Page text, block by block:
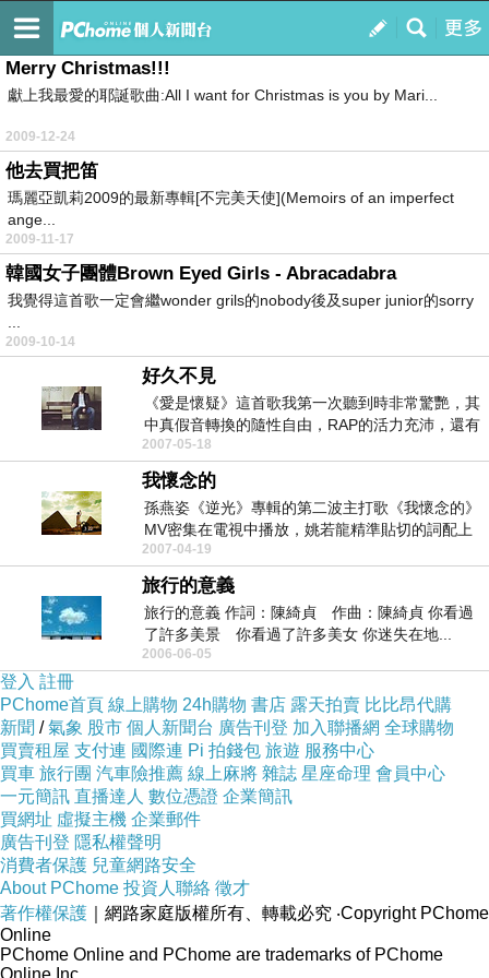
我的
訂閱
哈比人的半穴居
Merry Christmas!!!
獻上我最愛的耶誕歌曲:All I want for Christmas is you by Mari...
2009-12-24
他去買把笛
瑪麗亞凱莉2009的最新專輯[不完美天使](Memoirs of an imperfect
ange...
2009-11-17
韓國女子團體Brown Eyed Girls - Abracadabra
我覺得這首歌一定會繼wonder grils的nobody後及super junior的sorry
2009-10-14
好久不見
《愛是懷疑》這首歌我第一次聽到時非常驚艷，其
中真假音轉換的隨性自由，RAP的活力充沛，還有
整個歌聲散...
2007-05-18
我懷念的
孫燕姿《逆光》專輯的第二波主打歌《我懷念的》
MV密集在電視中播放，姚若龍精準貼切的詞配上
李思菘朗朗上...
2007-04-19
旅行的意義
旅行的意義 作詞：陳綺貞 作曲：陳綺貞 你看過
了許多美景 你看過了許多美女 你迷失在地...
2006-06-05
登入 註冊
PChome首頁 線上購物 24h購物 書店 露天拍賣 比比昂代購
新聞 /氣象 股市 個人新聞台 廣告刊登 加入聯播網 全球購物
買賣租屋 支付連 國際連 Pi 拍錢包 旅遊 服務中心
買車 旅行團 汽車險推薦 線上麻將 雜誌 星座命理 會員中心
一元簡訊 直播達人 數位憑證 企業簡訊
買網址 虛擬主機 企業郵件
廣告刊登 隱私權聲明
消費者保護 兒童網路安全
About PChome 投資人聯絡 徵才
著作權保護 ｜網路家庭版權所有、轉載必究 ‧Copyright PChome
Online
PChome Online and PChome are trademarks of PChome
Online Inc.